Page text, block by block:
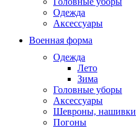
Одежда
Аксессуары
Военная форма
Одежда
Лето
Зима
Головные уборы
Аксессуары
Шевроны, нашивки
Погоны